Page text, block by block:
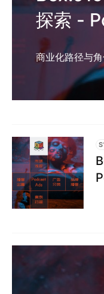
探索 -
商业化路径与